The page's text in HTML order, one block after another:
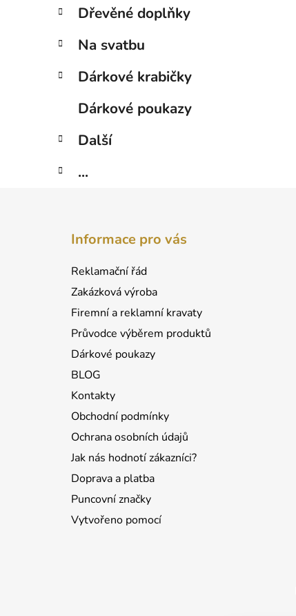
Dřevěné doplňky
Na svatbu
Dárkové krabičky
Dárkové poukazy
Další
...
Informace pro vás
Reklamační řád
Zakázková výroba
Firemní a reklamní kravaty
Průvodce výběrem produktů
Dárkové poukazy
BLOG
Kontakty
Obchodní podmínky
Ochrana osobních údajů
Jak nás hodnotí zákazníci?
Doprava a platba
Puncovní značky
Vytvořeno pomocí